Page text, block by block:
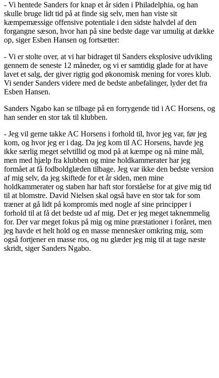
- Vi hentede Sanders for knap et år siden i Philadelphia, og han
skulle bruge lidt tid på at finde sig selv, men han viste sit
kæmpemæssige offensive potentiale i den sidste halvdel af den
forgangne sæson, hvor han på sine bedste dage var umulig at dække
op, siger Esben Hansen og fortsætter:
- Vi er stolte over, at vi har bidraget til Sanders eksplosive udvikling
gennem de seneste 12 måneder, og vi er samtidig glade for at have
lavet et salg, der giver rigtig god økonomisk mening for vores klub.
Vi sender Sanders videre med de bedste anbefalinger, lyder det fra
Esben Hansen.
Sanders Ngabo kan se tilbage på en forrygende tid i AC Horsens, og
han sender en stor tak til klubben.
- Jeg vil gerne takke AC Horsens i forhold til, hvor jeg var, før jeg
kom, og hvor jeg er i dag. Da jeg kom til AC Horsens, havde jeg
ikke særlig meget selvtillid og mod på at kæmpe og nå mine mål,
men med hjælp fra klubben og mine holdkammerater har jeg
formået at få fodboldglæden tilbage. Jeg var ikke den bedste version
af mig selv, da jeg skiftede for et år siden, men mine
holdkammerater og staben har haft stor forståelse for at give mig tid
til at blomstre. David Nielsen skal også have en stor tak for som
træner at gå lidt på kompromis med nogle af sine principper i
forhold til at få det bedste ud af mig. Det er jeg meget taknemmelig
for. Der var meget fokus på mig og mine præstationer i foråret, men
jeg havde et helt hold og en masse mennesker omkring mig, som
også fortjener en masse ros, og nu glæder jeg mig til at tage næste
skridt, siger Sanders Ngabo.